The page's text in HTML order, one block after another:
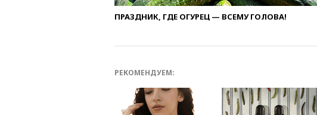
ПРАЗДНИК, ГДЕ ОГУРЕЦ — ВСЕМУ ГОЛОВА!
РЕКОМЕНДУЕМ: